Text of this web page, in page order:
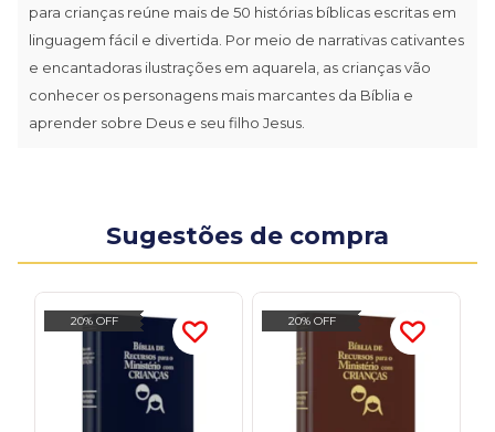
para crianças reúne mais de 50 histórias bíblicas escritas em
linguagem fácil e divertida. Por meio de narrativas cativantes
e encantadoras ilustrações em aquarela, as crianças vão
conhecer os personagens mais marcantes da Bíblia e
aprender sobre Deus e seu filho Jesus.
Sugestões de compra
20% OFF 20% OFF